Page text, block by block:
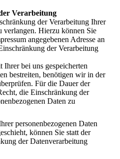
Verarbeitung
der Verarbeitung Ihrer
verlangen. Hierzu können Sie
angegebenen Adresse an
der Verarbeitung
bei uns gespeicherten
bestreiten, benötigen wir in der
Für die Dauer der
die Einschränkung der
Daten zu
personenbezogenen Daten
können Sie statt der
der Datenverarbeitung